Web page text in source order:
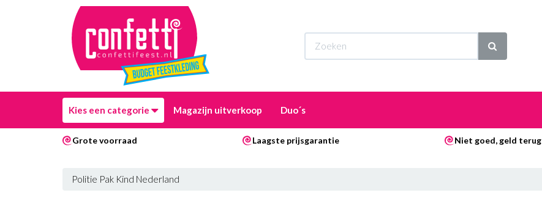
Kies een categorie Magazijn uitverkoop Duo´s
Grote voorraad Laagste prijsgarantie Niet goed, geld terug
Politie Pak Kind Nederland